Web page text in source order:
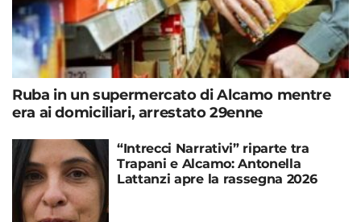
Ruba in un supermercato di Alcamo mentre
era ai domiciliari, arrestato 29enne
“Intrecci Narrativi” riparte tra
Trapani e Alcamo: Antonella
Lattanzi apre la rassegna 2026